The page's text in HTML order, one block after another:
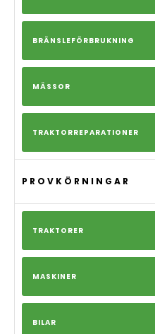
BRÄNSLEFÖRBRUKNING
MÄSSOR
TRAKTORREPARATIONER
PROVKÖRNINGAR
TRAKTORER
MASKINER
BILAR